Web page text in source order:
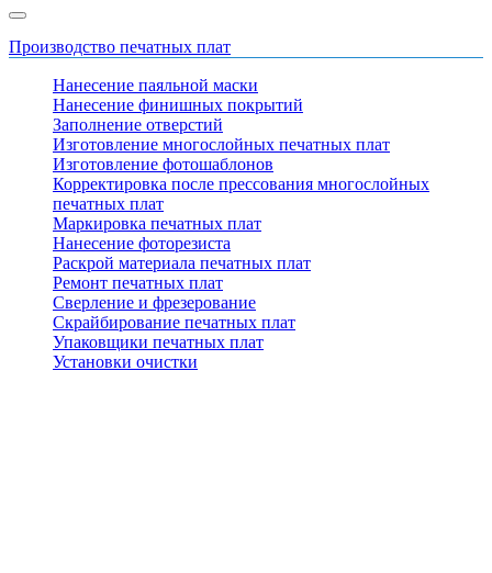
Производство печатных плат
Нанесение паяльной маски
Нанесение финишных покрытий
Заполнение отверстий
Изготовление многослойных печатных плат
Изготовление фотошаблонов
Корректировка после прессования многослойных
печатных плат
Маркировка печатных плат
Нанесение фоторезиста
Раскрой материала печатных плат
Ремонт печатных плат
Сверление и фрезерование
Скрайбирование печатных плат
Упаковщики печатных плат
Установки очистки